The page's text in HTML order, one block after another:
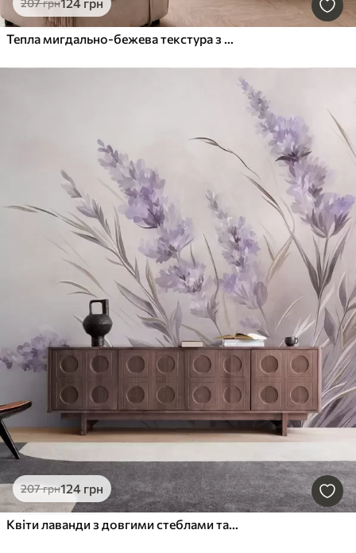
207грн
Тепла мигдально-бежева текстура з м'якими природними переходами відтінків
207грн124 грн
Квіти лаванди з довгими стеблами та листям, м'яка пастельна текстурована ілюстрація